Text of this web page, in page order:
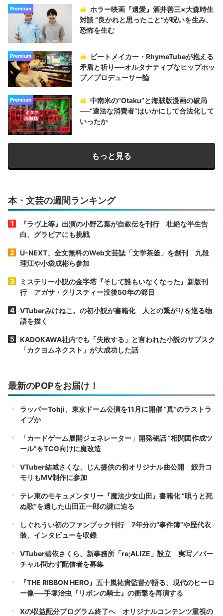
Premium
ホラー映画『遺愛』酒井善三×大森時生
対談 “良かれと思ったこと“が呪いを生み、
恐怖を生む
Premium
ビートメイカー・RhymeTubeが抱える
矛盾と祈り──オルタナティブなヒップホッ
プ／プロデューサー論
Premium
中南米の“Otaku”と海賊版漫画の破局
──“違法な消費者”はいかにして合法化して
いったか
もっと見る
本・文芸の週間ランキング
『ラヴ上等』出演の小野乙葉が自叙伝を刊行 壮絶な半生告
白、グラビアにも挑戦
U-NEXT、全文無料のWeb文芸誌「文学茶釜」を創刊 九段
理江や小袋成彬ら参加
ミステリー小説の金字塔『そして誰もいなくなった』新版刊
行 アガサ・クリスティー没後50年の節目
VTuberみけねこ。の初小説が書籍化 人との繋がりを巡る物
語を描く
KADOKAWA社内でも「失敗する」と言われた小説のサブスク
「カクヨムネクスト」が大成功した話
最新のPOPをお届け！
ラッパーTohji、東京ドーム公演を11月に開催 “真”のラストラ
イブか
「カードゲーム展開ジェネレーター」開発秘話 “相関図作成ツ
ール”をTCG向けに魔改造
VTuber結城さくな、じん提供の初オリジナル曲公開 鮫升コ
モリもMV制作に参加
テレ東のモキュメンタリー『魔法少女山田』書籍化 “唄うと死
ぬ歌”を遺した山田正一郎の謎に迫る
しぐれうい初のファンブック刊行 7年分の“事件簿”や歴代衣
装、インタビューを収録
VTuber碧依さくら、新事務所「re;ALIZE」設立 実写／バー
チャル問わず配信者を募集
『THE RIBBON HERO』五十嵐祐貴監督が語る、現代のヒーロ
ー像──手塚治虫『リボンの騎士』の衝撃を再演する
Xの収益配分プログラム終了へ オリジナルコンテンツ重視の